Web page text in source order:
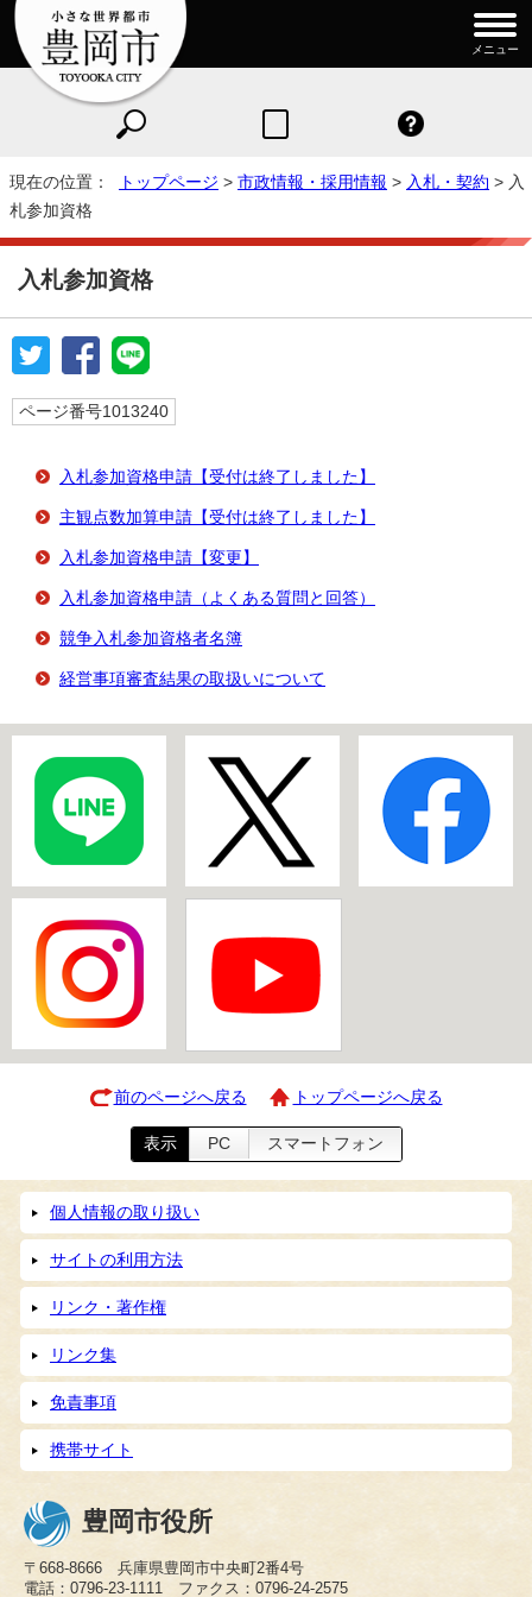
メニュー
現在の位置： トップページ > 市政情報・採用情報 > 入札・契約 > 入
札参加資格
入札参加資格
ページ番号1013240
入札参加資格申請【受付は終了しました】
主観点数加算申請【受付は終了しました】
入札参加資格申請【変更】
入札参加資格申請（よくある質問と回答）
競争入札参加資格者名簿
経営事項審査結果の取扱いについて
前のページへ戻る トップページへ戻る
表示 PC スマートフォン
個人情報の取り扱い
サイトの利用方法
リンク・著作権
リンク集
免責事項
携帯サイト
豊岡市役所
〒668-8666 兵庫県豊岡市中央町2番4号
電話：0796-23-1111 ファクス：0796-24-2575